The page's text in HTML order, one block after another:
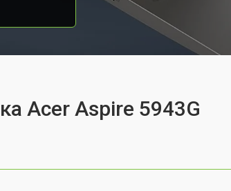
Acer Aspire 5943G